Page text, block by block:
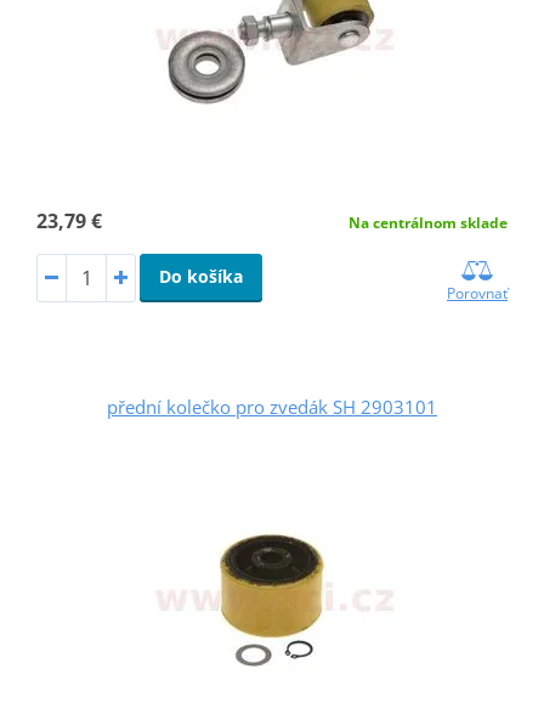
23,79 € Na centrálnom sklade
Do košíka
Porovnať
přední kolečko pro zvedák SH 2903101